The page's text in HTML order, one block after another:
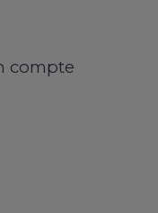
compte